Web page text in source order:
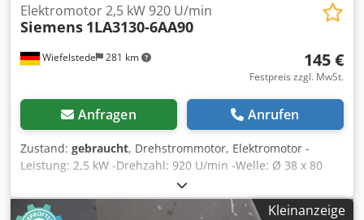
Wiefelstede 281 km
Elektromotor 2,5 kW 920 U/min
Siemens 1LA3130-6AA90
145 €
Festpreis zzgl. MwSt.
Anfragen Anrufen
Zustand: gebraucht, Drehstrommotor, Elektromotor -
Leistung: 2,5 kW -Drehzahl: 920 U/min -Welle: Ø 38 x 80
mm -Bauform: B3 Csdpfx Aodzzikjpterf -Schutzart: IP 54 -
Abmessungen: 460/330/H260 mm -Gewicht: 45 kg
Kleinanzeige